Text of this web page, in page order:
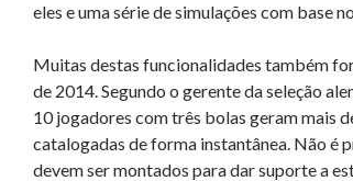
eles e uma série de simulações com base
Muitas destas funcionalidades também
de 2014. Segundo o gerente da seleção
10 jogadores com três bolas geram mais
catalogadas de forma instantânea. Não é
devem ser montados para dar suporte a